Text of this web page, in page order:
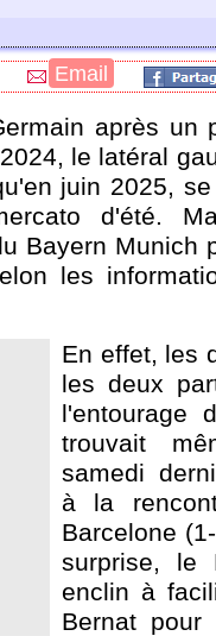
Email
après un
le latéral
juin 2025,
d'été.
Bayern Munich
les
En effet, les
les deux
l'entourage
trouvait
samedi
à la
Barcelone
surprise, le
enclin à
Bernat pour